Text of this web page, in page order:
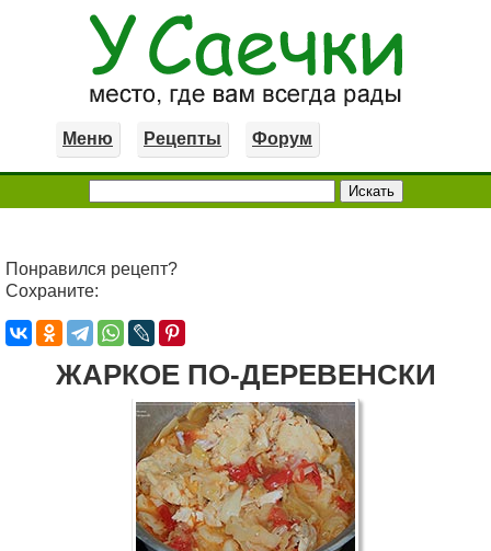
Меню Рецепты Форум
Понравился рецепт?
Сохраните:
ЖАРКОЕ ПО-ДЕРЕВЕНСКИ